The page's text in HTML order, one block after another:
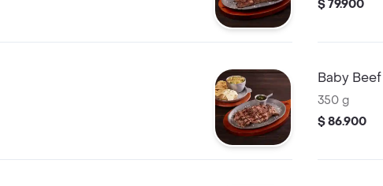
$ 79.900
Baby Beef
350 g
$ 86.900